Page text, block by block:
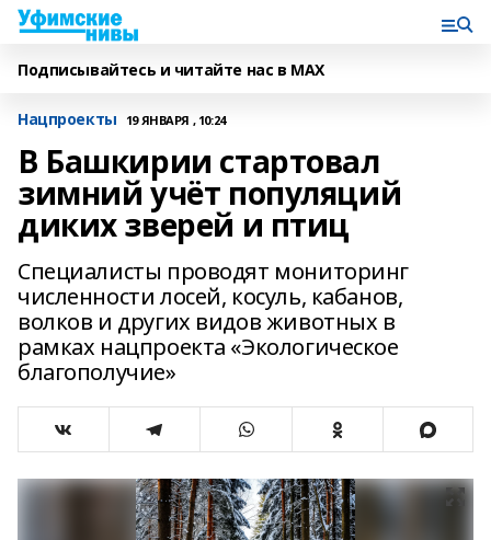
Подписывайтесь и читайте нас в MAX
Нацпроекты 19 ЯНВАРЯ , 10:24
В Башкирии стартовал
зимний учёт популяций
диких зверей и птиц
Специалисты проводят мониторинг
численности лосей, косуль, кабанов,
волков и других видов животных в
рамках нацпроекта «Экологическое
благополучие»